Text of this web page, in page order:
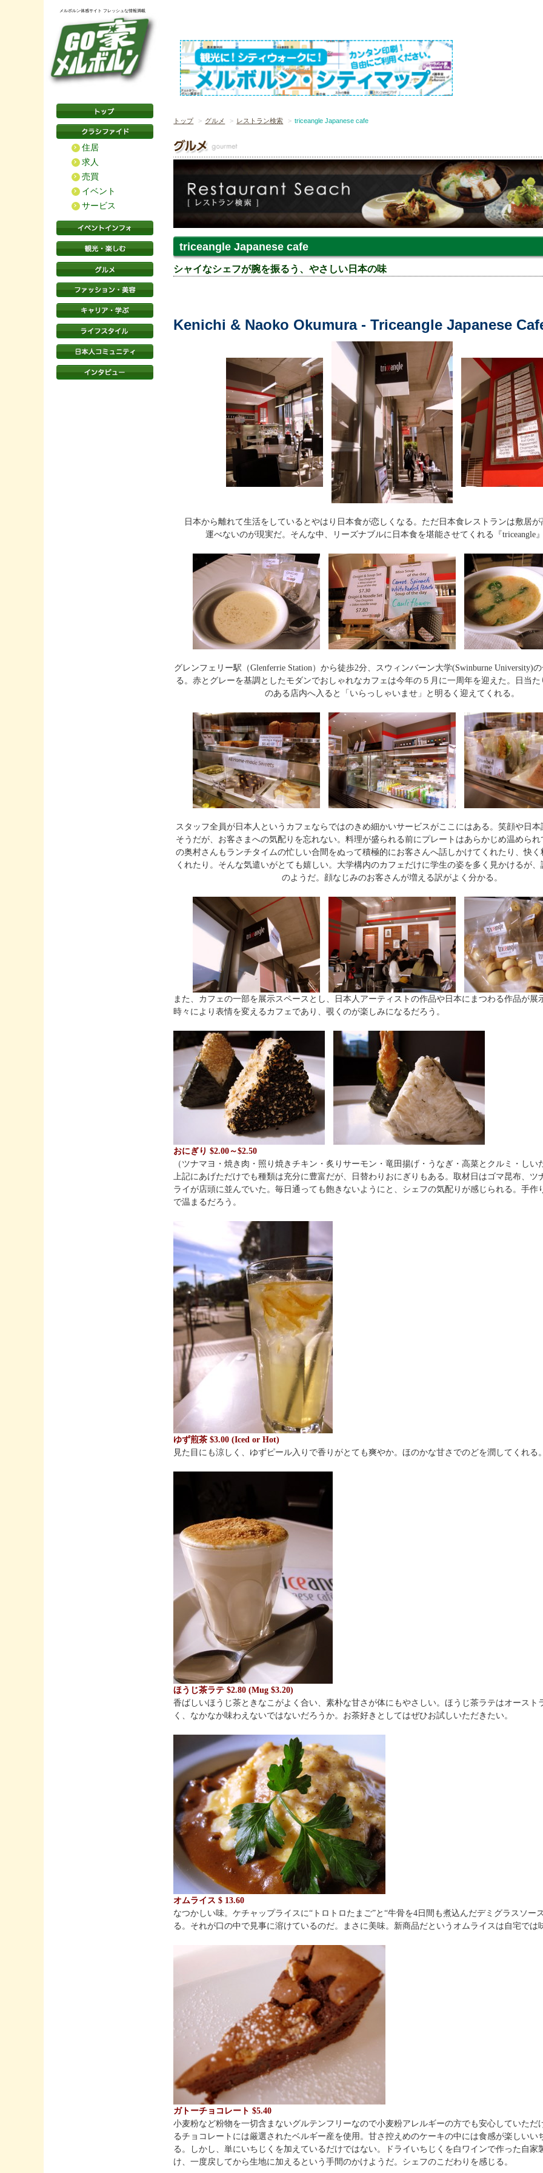
メルボルン体感サイト フレッシュな情報満載
住居
求人
売買
イベント
サービス
トップ グルメ レストラン検索 triceangle Japanese cafe
triceangle Japanese cafe
シャイなシェフが腕を振るう、やさしい日本の味
Kenichi & Naoko Okumura - Triceangle Japanese
日本から離れて生活をしているとやはり日本食が恋しくなる。ただ日本食レストランは敷居が
運べないのが現実だ。そんな中、リーズナブルに日本食を堪能させてくれる『triceangle
グレンフェリー駅（Glenferrie Station）から徒歩2分、スウィンバーン大学(Swinburne University)
る。赤とグレーを基調としたモダンでおしゃれなカフェは今年の５月に一周年を迎えた。日当
のある店内へ入ると「いらっしゃいませ」と明るく迎えてくれる。
スタッフ全員が日本人というカフェならではのきめ細かいサービスがここにはある。笑顔や日
そうだが、お客さまへの気配りを忘れない。料理が盛られる前にプレートはあらかじめ温めら
の奥村さんもランチタイムの忙しい合間をぬって積極的にお客さんへ話しかけてくれたり、快
くれたり。そんな気遣いがとても嬉しい。大学構内のカフェだけに学生の姿を多く見かけるが
のようだ。顔なじみのお客さんが増える訳がよく分かる。
また、カフェの一部を展示スペースとし、日本人アーティストの作品や日本にまつわる作品が展
時々により表情を変えるカフェであり、覗くのが楽しみになるだろう。
おにぎり $2.00～$2.50
（ツナマヨ・焼き肉・照り焼きチキン・炙りサーモン・竜田揚げ・うなぎ・高菜とクルミ・しい
上記にあげただけでも種類は充分に豊富だが、日替わりおにぎりもある。取材日はゴマ昆布、ツ
ライが店頭に並んでいた。毎日通っても飽きないようにと、シェフの気配りが感じられる。手作
で温まるだろう。
ゆず煎茶 $3.00 (Iced or Hot)
見た目にも涼しく、ゆずピール入りで香りがとても爽やか。ほのかな甘さでのどを潤してくれる
ほうじ茶ラテ $2.80 (Mug $3.20)
香ばしいほうじ茶ときなこがよく合い、素朴な甘さが体にもやさしい。ほうじ茶ラテはオースト
く、なかなか味わえないではないだろうか。お茶好きとしてはぜひお試しいただきたい。
オムライス $ 13.60
なつかしい味。ケチャップライスに“トロトロたまご”と“牛骨を4日間も煮込んだデミグラスソー
る。それが口の中で見事に溶けているのだ。まさに美味。新商品だというオムライスは自宅では
ガトーチョコレート $5.40
小麦粉など粉物を一切含まないグルテンフリーなので小麦粉アレルギーの方でも安心していただ
るチョコレートには厳選されたベルギー産を使用。甘さ控えめのケーキの中には食感が楽しいい
る。しかし、単にいちじくを加えているだけではない。ドライいちじくを白ワインで作った自家
け、一度戻してから生地に加えるという手間のかけようだ。シェフのこだわりを感じる。